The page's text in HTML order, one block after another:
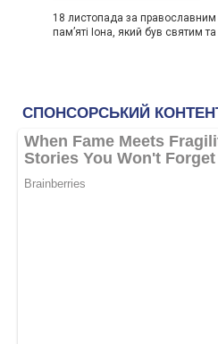
18 листопада за
пам’яті Іона, який був святим